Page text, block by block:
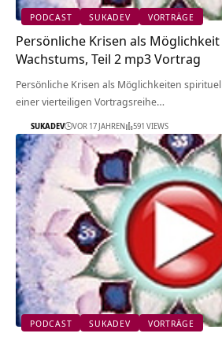
PODCAST SUKADEV VORTRÄGE
Persönliche Krisen als
Wachstums, Teil 2 mp3 Vortrag
Persönliche Krisen als Möglichkeiten
einer vierteiligen Vortragsreihe…
SUKADEV VOR 17 JAHREN 591 VIEWS
PODCAST SUKADEV VORTRÄGE